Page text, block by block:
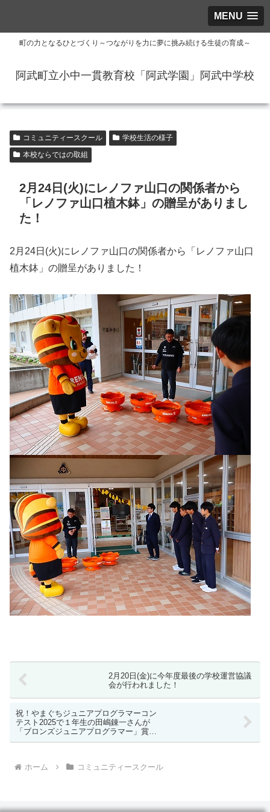
MENU
町の力となるひとづくり～つながりを力に夢に挑み続ける生徒の育成～
阿武町立小中一貫教育校「阿武学園」阿武中学校
コミュニティースクール
学校生活の様子
本校ならではの取組
2月24日(火)にレノファ山口の関係者から
「レノファ山口植木鉢」の贈呈がありまし
た！
2月24日(火)にレノファ山口の関係者から「レノファ山口
植木鉢」の贈呈がありました！
2月20日(金)に今年度最後の学校運営協議
会が行われました！
祝！やまぐちジュニアプログラマーコン
テスト2025で１年生の田嶋錬一さんが
「ブロンズジュニアプログラマー」賞を
受賞しました！
ホーム コミュニティースクール